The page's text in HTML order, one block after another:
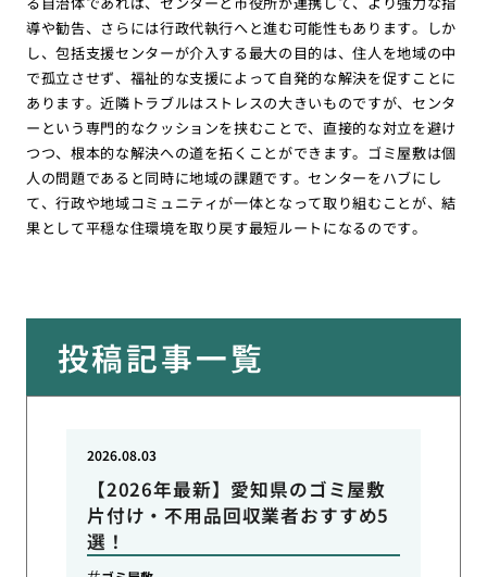
導や勧告、さらには行政代執行へと進む可能性もあります。しか
し、包括支援センターが介入する最大の目的は、住人を地域の中
で孤立させず、福祉的な支援によって自発的な解決を促すことに
あります。近隣トラブルはストレスの大きいものですが、センタ
ーという専門的なクッションを挟むことで、直接的な対立を避け
つつ、根本的な解決への道を拓くことができます。ゴミ屋敷は個
人の問題であると同時に地域の課題です。センターをハブにし
て、行政や地域コミュニティが一体となって取り組むことが、結
果として平穏な住環境を取り戻す最短ルートになるのです。
投稿記事一覧
【2026年最新】愛知県のゴミ屋敷
片付け・不用品回収業者おすすめ5
選！
2026.08.03